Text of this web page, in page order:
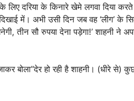
लिए दरिया के किनारे खेमे लगवा दिया
में। अभी उसी दिन जब वह ‘लीग’ के
बनेगी, तीन सौ रुपया देना पड़ेगा!’ शाहनी
बोला”देर हो रही है शाहनी। (धीरे